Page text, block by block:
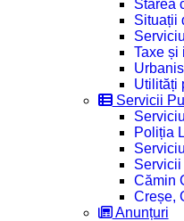
Starea
Situații
Taxe și
Utilități
Servicii
Poliția
Cămin
Creșe,
Anunțuri